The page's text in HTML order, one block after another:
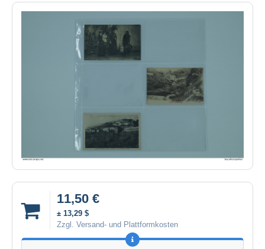
11,50 €
± 13,29 $
Zzgl. Versand- und Plattformkosten